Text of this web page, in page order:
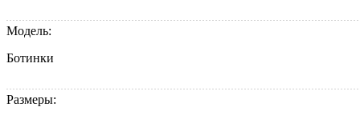
Модель:
Ботинки
Размеры: